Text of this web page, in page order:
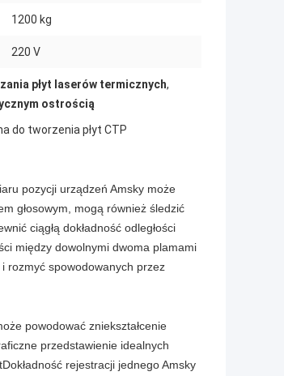
1200 kg
220 V
płyt laserów termicznych,
ostrością
do tworzenia płyt CTP
pozycji urządzeń Amsky może
głosowym, mogą również śledzić
ciągłą dokładność odległości
między dowolnymi dwoma plamami
rozmyć spowodowanych przez
powodować zniekształcenie
przedstawienie idealnych
rejestracji jednego Amsky